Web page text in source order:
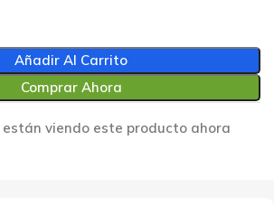
Añadir Al Carrito
Comprar Ahora
están viendo este producto ahora